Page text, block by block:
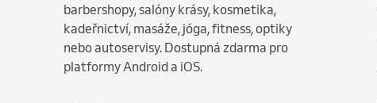
barbershopy, salóny krásy, kosmetika,
kadeřnictví, masáže, jóga, fitness, optiky
nebo autoservisy. Dostupná zdarma pro
platformy Android a iOS.